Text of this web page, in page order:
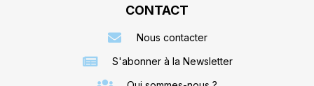
CONTACT
Nous contacter
S'abonner à la Newsletter